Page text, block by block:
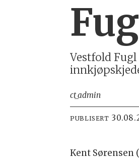
Vestfold
ct_admin
PUBLISERT
Kent Sørensen